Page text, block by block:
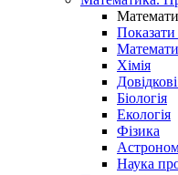
Показати
Хімія
Біологія
Екологія
Фізика
Наука